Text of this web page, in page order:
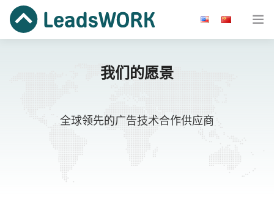
我们的愿景
全球领先的广告技术合作供应商